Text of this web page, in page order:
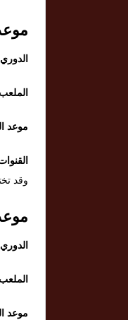
موعد
وقد
موعد